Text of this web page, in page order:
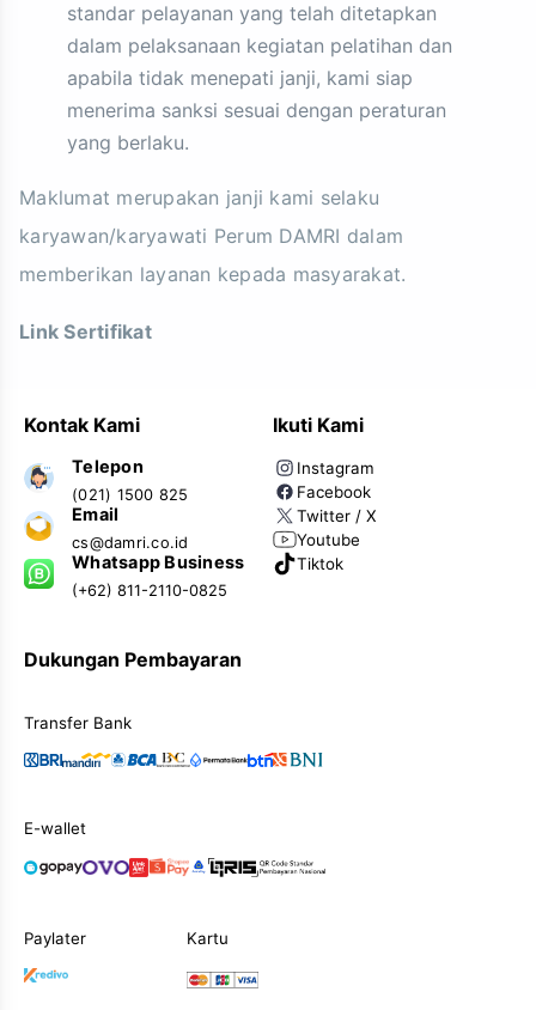
standar pelayanan yang telah ditetapkan
dalam pelaksanaan kegiatan pelatihan dan
apabila tidak menepati janji, kami siap
menerima sanksi sesuai dengan peraturan
yang berlaku.
Maklumat merupakan janji kami selaku
karyawan/karyawati Perum DAMRI dalam
memberikan layanan kepada masyarakat.
Link Sertifikat
Kontak Kami
Telepon
(021) 1500 825
Email
cs@damri.co.id
Whatsapp Business
(+62) 811-2110-0825
Ikuti Kami
Instagram
Facebook
Twitter / X
Youtube
Tiktok
Dukungan Pembayaran
Transfer Bank
E-wallet
Paylater Kartu